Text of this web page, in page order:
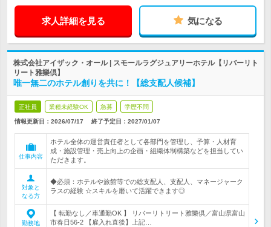
求人詳細を見る 気になる
株式会社アイザック・オール | スモールラグジュアリーホテル【リバーリト
リート雅樂倶】
唯一無二のホテル創りを共に！【総支配人候補】
正社員 業種未経験OK 急募 学歴不問
情報更新日：2026/07/17 終了予定日： 2027/01/07
仕事内容
ホテル全体の運営責任者として各部門を管理し、予算・人材育
成・施設管理・売上向上の企画・組織体制構築などを担当してい
ただきます。
対象と
なる方
◆必須：ホテルや旅館等での総支配人、支配人、マネージャーク
ラスの経験 ☆スキルを磨いて活躍できます◎
勤務地
【 転勤なし／車通勤OK 】 リバーリトリート雅樂倶／富山県富山
市春日56-2 【雇入れ直後】上記…